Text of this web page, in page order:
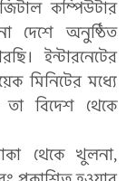
কম্পিউটার
দেশে অনুষ্ঠিত
ইন্টারনেটের
মিনিটের মধ্যে
বিদেশ থেকে
থেকে খুলনা,